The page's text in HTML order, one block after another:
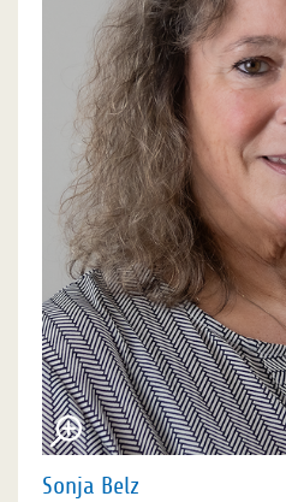
Sonja Belz